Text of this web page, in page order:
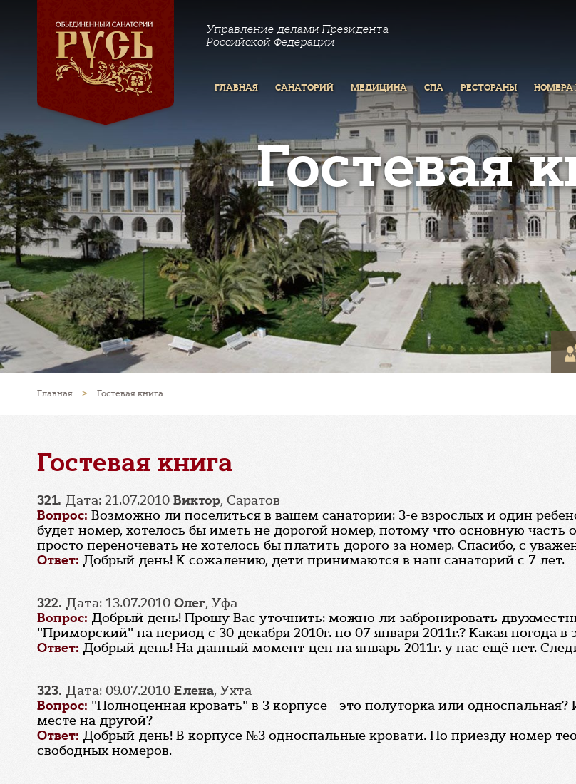
Управление делами Президента
Российской Федерации
ГЛАВНАЯ САНАТОРИЙ МЕДИЦИНА СПА РЕСТОРАНЫ НОМЕРА
Гостевая
Главная > Гостевая книга
Гостевая книга
321. Дата: 21.07.2010 Виктор, Саратов
Вопрос: Возможно ли поселиться в вашем санатории: 3-е взрослых и один
будет номер, хотелось бы иметь не дорогой номер, потому что основную
просто переночевать не хотелось бы платить дорого за номер. Спасибо, с
Ответ: Добрый день! К сожалению, дети принимаются в наш санаторий с 7 лет.
322. Дата: 13.07.2010 Олег, Уфа
Вопрос: Добрый день! Прошу Вас уточнить: можно ли забронировать
"Приморский" на период с 30 декабря 2010г. по 07 января 2011г.? Какая погода в
Ответ: Добрый день! На данный момент цен на январь 2011г. у нас ещё нет.
323. Дата: 09.07.2010 Елена, Ухта
Вопрос: "Полноценная кровать" в 3 корпусе - это полуторка или
месте на другой?
Ответ: Добрый день! В корпусе №3 односпальные кровати. По приезду номер
свободных номеров.